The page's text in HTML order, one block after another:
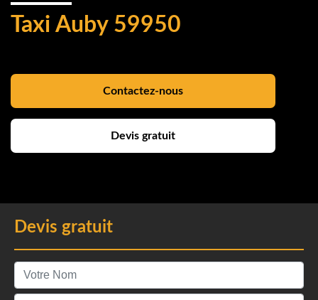
Taxi Auby 59950
Contactez-nous
Devis gratuit
Devis gratuit